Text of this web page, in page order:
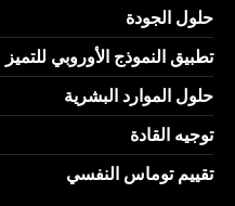
حلول الجودة
تطبيق النموذج الأوروبي للتميز
حلول الموارد البشرية
توجيه القادة
تقييم توماس النفسي